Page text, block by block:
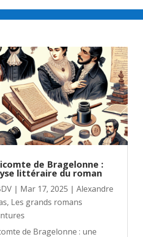
de Bragelonne :
littéraire du roman
| Mar 17, 2025 | Alexandre
, Les grands romans
de Bragelonne : une